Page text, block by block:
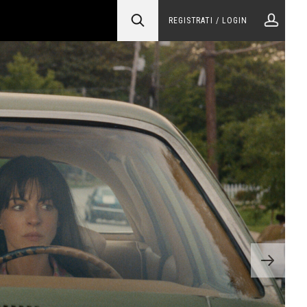
REGISTRATI / LOGIN
Next